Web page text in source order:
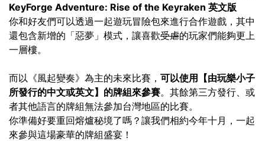
KeyForge Adventure: Rise of the Keyraken 英文版
你和好友們可以透過一起遊玩冒險包來進行合作遊戲，其中
還包含新增的「惡夢」模式，讓喜歡受虐的玩家們能夠更上
一層樓。
而以《風起變奏》為主的未來比賽， 可以使用【由玩樂小子
所發行的中文或英文】 的牌組來參賽。其餘第三方發行、或
者其他語言的牌組無法參加台灣地區的比賽。
你準備好要重回熔爐秘境了嗎？讓我們相約今年十月，一起
來參與這場豪華的牌組盛宴！